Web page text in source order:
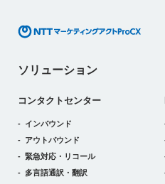
ソリューション
コンタクトセンター
インバウンド
アウトバウンド
緊急対応・リコール
多言語通訳・翻訳